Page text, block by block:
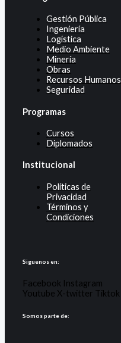
Gestión Pública
Ingeniería
Logística
Medio Ambiente
Minería
Obras
Recursos Humanos
Seguridad
Programas
Cursos
Diplomados
Institucional
Políticas de
Privacidad
Términos y
Condiciones
Siguenos en:
Facebook Instagram
Youtube X-twitter Tiktok
Somos parte de: